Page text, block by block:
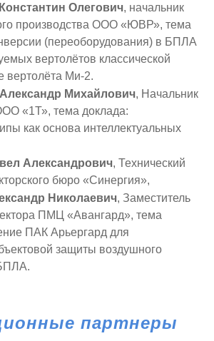
Олегович, начальник
производства ООО «ЮВР», тема
(переоборудования) в БПЛА
вертолётов классической
вертолёта Ми-2.
Михайлович, Начальник
«1Т», тема доклада:
как основа интеллектуальных
Александрович, Технический
бюро «Синергия»,
Николаевич, Заместитель
ПМЦ «Авангард», тема
ПАК Арьергард для
защиты воздушного
партнеры